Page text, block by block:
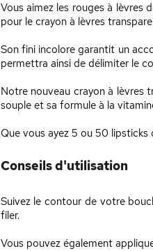
Vous aimez les rouges à lèvres
pour le crayon à lèvres
Son fini incolore garantit un
permettra ainsi de délimiter le
Notre nouveau crayon à lèvres
souple et sa formule à la
Que vous ayez 5 ou 50
Conseils d'utilisation
Suivez le contour de votre
filer.
Vous pouvez également